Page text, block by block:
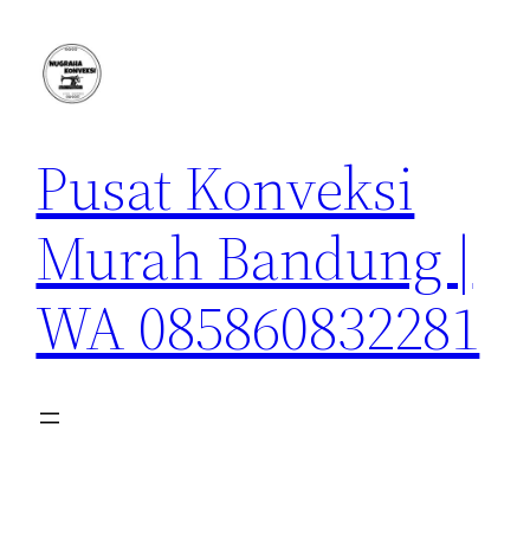
konten
Pusat Konveksi
Murah Bandung |
WA 085860832281